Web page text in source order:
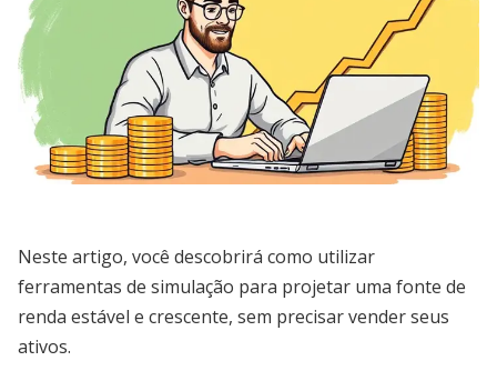
Neste artigo, você descobrirá como utilizar
ferramentas de simulação para projetar uma fonte de
renda estável e crescente, sem precisar vender seus
ativos.